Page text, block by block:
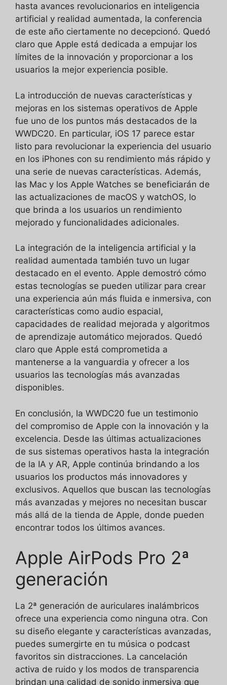
hasta avances revolucionarios en inteligencia
artificial y realidad aumentada, la conferencia
de este año ciertamente no decepcionó. Quedó
claro que Apple está dedicada a empujar los
límites de la innovación y proporcionar a los
usuarios la mejor experiencia posible.
La introducción de nuevas características y
mejoras en los sistemas operativos de Apple
fue uno de los puntos más destacados de la
WWDC20. En particular, iOS 17 parece estar
listo para revolucionar la experiencia del usuario
en los iPhones con su rendimiento más rápido y
una serie de nuevas características. Además,
las Mac y los Apple Watches se beneficiarán de
las actualizaciones de macOS y watchOS, lo
que brinda a los usuarios un rendimiento
mejorado y funcionalidades adicionales.
La integración de la inteligencia artificial y la
realidad aumentada también tuvo un lugar
destacado en el evento. Apple demostró cómo
estas tecnologías se pueden utilizar para crear
una experiencia aún más fluida e inmersiva, con
características como audio espacial,
capacidades de realidad mejorada y algoritmos
de aprendizaje automático mejorados. Quedó
claro que Apple está comprometida a
mantenerse a la vanguardia y ofrecer a los
usuarios las tecnologías más avanzadas
disponibles.
En conclusión, la WWDC20 fue un testimonio
del compromiso de Apple con la innovación y la
excelencia. Desde las últimas actualizaciones
de sus sistemas operativos hasta la integración
de la IA y AR, Apple continúa brindando a los
usuarios los productos más innovadores y
exclusivos. Aquellos que buscan las tecnologías
más avanzadas y mejores no necesitan buscar
más allá de la tienda de Apple, donde pueden
encontrar todos los últimos avances.
Apple AirPods Pro 2ª
generación
La 2ª generación de auriculares inalámbricos
ofrece una experiencia como ninguna otra. Con
su diseño elegante y características avanzadas,
puedes sumergirte en tu música o podcast
favoritos sin distracciones. La cancelación
activa de ruido y los modos de transparencia
brindan una calidad de sonido inmersiva que